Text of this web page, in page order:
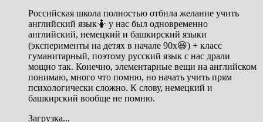
Российская школа полностью отбила желание учить
английский язык🤷 у нас был одновременно
английский, немецкий и башкирский языки
(эксперименты на детях в начале 90х😆) + класс
гуманитарный, поэтому русский язык с нас драли
мощно так. Конечно, элементарные вещи на английском
понимаю, много что помню, но начать учить прям
психологически сложно. К слову, немецкий и
башкирский вообще не помню.
Загрузка...